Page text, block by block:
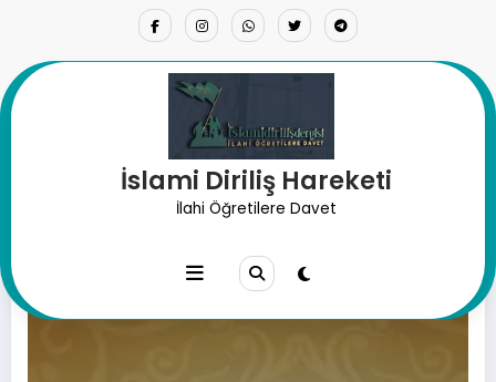
İslami Diriliş Hareketi
İlahi Öğretilere Davet
Etiket: davet